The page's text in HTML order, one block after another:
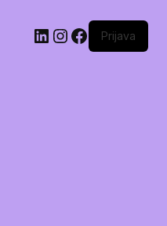
Prijava